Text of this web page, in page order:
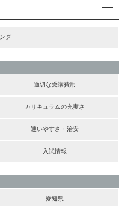
グ
適切な受講費用
カリキュラムの充実さ
通いやすさ・治安
入試情報
愛知県